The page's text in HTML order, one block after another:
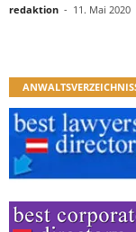
redaktion - 11. Mai 2020